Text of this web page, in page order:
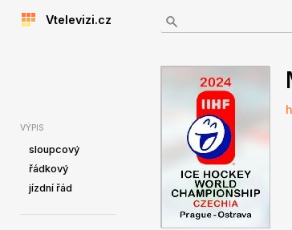
Vtelevizi.cz
VÝPIS
sloupcový
řádkový
jízdní řád